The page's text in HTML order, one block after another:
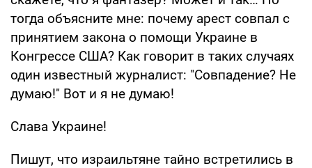
тогда объясните мне: почему арест совпал с
принятием закона о помощи Украине в
Конгрессе США? Как говорит в таких случаях
один известный журналист: "Совпадение? Не
думаю!" Вот и я не думаю!
Слава Украине!
Пишут, что израильтяне тайно встретились в